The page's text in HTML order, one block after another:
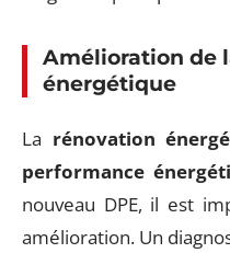
Amélioration de
énergétique
La rénovation
performance
nouveau DPE, il est
amélioration. Un